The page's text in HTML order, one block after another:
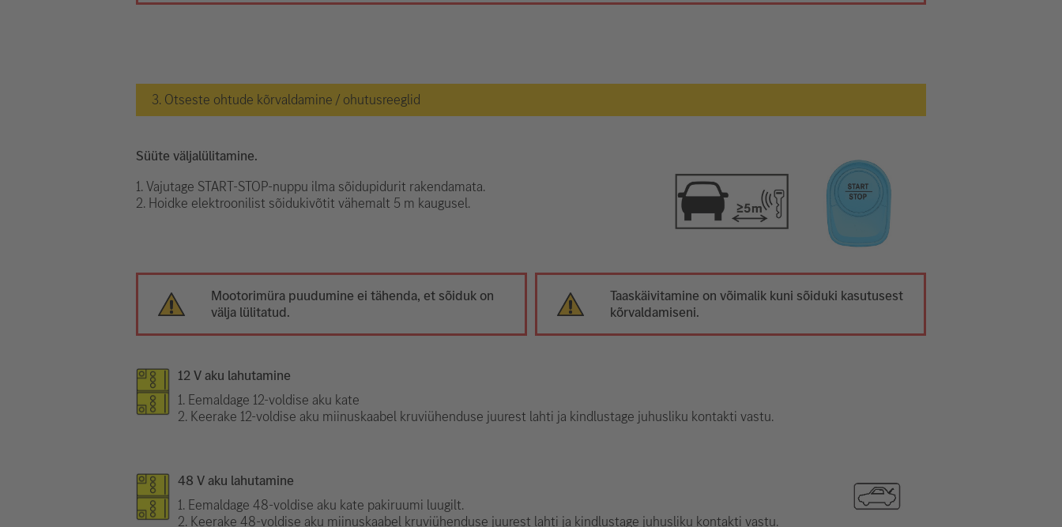
3. Otseste ohtude kõrvaldamine / ohutusreeglid
Süüte väljalülitamine.
1. Vajutage START-STOP-nuppu ilma sõidupidurit rakendamata.
2. Hoidke elektroonilist sõidukivõtit vähemalt 5 m kaugusel.
Mootorimüra puudumine ei tähenda, et sõiduk on
välja lülitatud.
Taaskäivitamine on võimalik kuni sõiduki kasutusest
kõrvaldamiseni.
12 V aku lahutamine
1. Eemaldage 12-voldise aku kate
2. Keerake 12-voldise aku miinuskaabel kruviühenduse juurest lahti ja kindlustage juhusliku kontakti vastu.
48 V aku lahutamine
1. Eemaldage 48-voldise aku kate pakiruumi luugilt.
2. Keerake 48-voldise aku miinuskaabel kruviühenduse juurest lahti ja kindlustage juhusliku kontakti vastu.